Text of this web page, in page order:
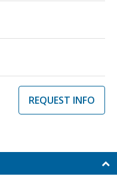
REQUEST INFO